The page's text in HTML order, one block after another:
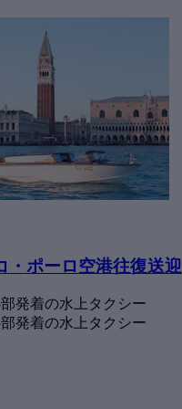
・ポーロ空港往復送迎
発着の水上タクシー
発着の水上タクシー